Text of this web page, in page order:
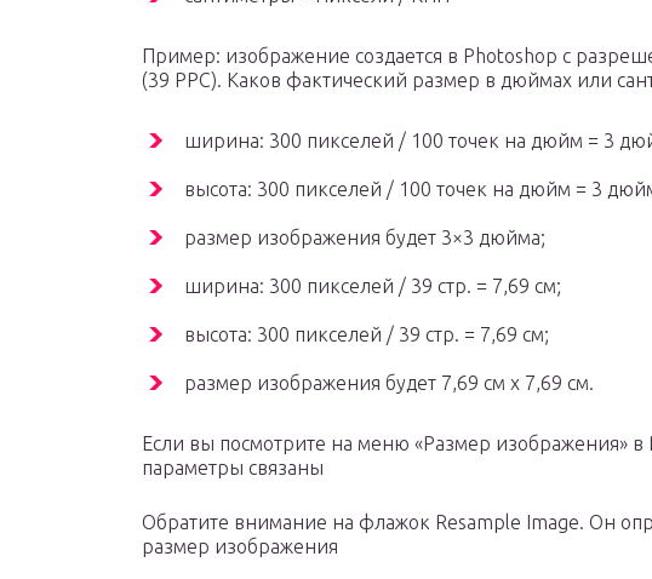
Пример: изображение создается в Photoshop с
(39 PPC). Каков фактический размер в дюймах или
ширина: 300 пикселей / 100 точек на дюйм = 3
высота: 300 пикселей / 100 точек на дюйм = 3
размер изображения будет 3×3 дюйма;
ширина: 300 пикселей / 39 стр. = 7,69 см;
высота: 300 пикселей / 39 стр. = 7,69 см;
размер изображения будет 7,69 см х 7,69 см.
Если вы посмотрите на меню «Размер изображения» в
параметры связаны
Обратите внимание на флажок Resample Image. Он
размер изображения